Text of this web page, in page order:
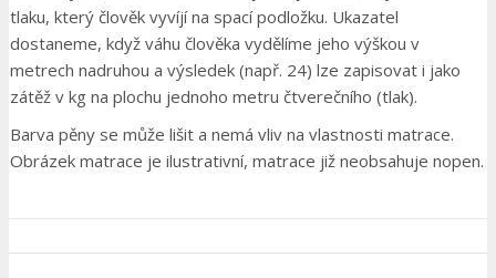
tlaku, který člověk vyvíjí na spací podložku. Ukazatel
dostaneme, když váhu člověka vydělíme jeho výškou v
metrech nadruhou a výsledek (např. 24) lze zapisovat i jako
zátěž v kg na plochu jednoho metru čtverečního (tlak).
Barva pěny se může lišit a nemá vliv na vlastnosti matrace.
Obrázek matrace je ilustrativní, matrace již neobsahuje nopen.